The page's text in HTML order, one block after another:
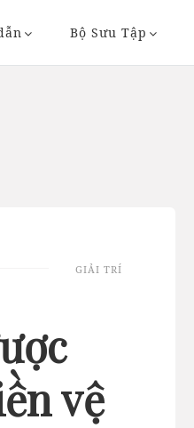
Bộ Sưu Tập
GIẢI TRÍ
vệ